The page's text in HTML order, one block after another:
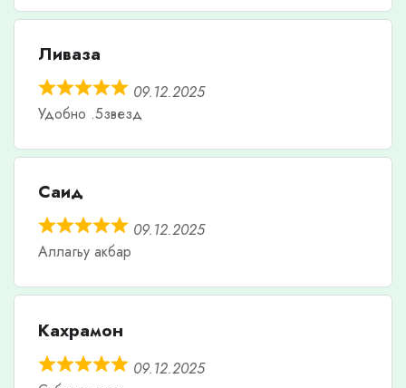
Ливаза
09.12.2025
Удобно .5звезд
Саид
09.12.2025
Аллагьу акбар
Кахрамон
09.12.2025